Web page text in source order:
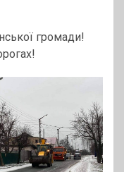
громади!